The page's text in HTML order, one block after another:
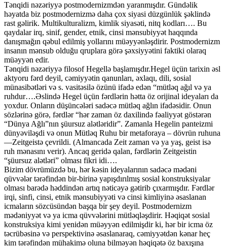
Tənqidi nəzəriyyə postmodernizmdən yaranmışdır. Gündəlik
həyatda biz postmodernizmə daha çox siyasi düzgünlük şəklində
rast gəlirik. Multikulturalizm, kimlik siyasəti, nitq kodları…. Bu
qaydalar irq, sinif, gender, etnik, cinsi mənsubiyyət haqqında
danışmağın qəbul edilmiş yollarını müəyyənləşdirir. Postmodernizm
insanın mənsub olduğu qruplara görə şəxsiyyətini faktiki olaraq
müəyyən edir.
Tənqidi nəzəriyyə filosof Hegellə başlamışdır.Hegel üçün tarixin əsl
aktyoru fərd deyil, cəmiyyətin qanunları, əxlaqı, dili, sosial
münasibətləri və s. vasitəsilə özünü ifadə edən “mütləq ağıl və ya
ruhdur….Əslində Hegel üçün fərdlərin hətta öz orijinal ideyaları da
yoxdur. Onların düşüncələri sadəcə mütləq ağlın ifadəsidir. Onun
sözlərinə görə, fərdlər “hər zaman öz daxilində fəaliyyət göstərən
“Dünya Ağlı”nın şüursuz alətləridir”. Zamanla Hegelin panteizmi
dünyəviləşdi və onun Mütləq Ruhu bir metaforaya – dövrün ruhuna
—Zeitgeistə çevrildi. (Almancada Zeit zaman və ya yaş, geist isə
ruh mənasını verir). Ancaq geridə qalan, fərdlərin Zeitgeistin
“şüursuz alətləri” olması fikri idi….
Bizim dövrümüzdə bu, hər kəsin ideyalarının sadəcə mədəni
qüvvələr tərəfindən bir-birinə yapışdırılmış sosial konstruksiyalar
olması barədə həddindən artıq nəticəyə gətirib çıxarmışdır. Fərdlər
irqi, sinfi, cinsi, etnik mənsubiyyəti və cinsi kimliyinə əsaslanan
icmaların sözcüsündən başqa bir şey deyil. Postmodernizm
mədəniyyət və ya icma qüvvələrini mütləqləşdirir. Həqiqət sosial
konstruksiya kimi yenidən müəyyən edilmişdir ki, hər bir icma öz
təcrübəsinə və perspektivinə əsaslanaraq, cəmiyyətdən kənar heç
kim tərəfindən mühakimə oluna bilməyən həqiqətə öz baxışına